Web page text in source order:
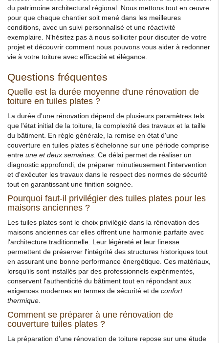
du patrimoine architectural régional. Nous mettons tout en œuvre
pour que chaque chantier soit mené dans les meilleures
conditions, avec un suivi personnalisé et une réactivité
exemplaire. N'hésitez pas à nous solliciter pour discuter de votre
projet et découvrir comment nous pouvons vous aider à redonner
vie à votre toiture avec efficacité et élégance.
Questions fréquentes
Quelle est la durée moyenne d'une rénovation de
toiture en tuiles plates ?
La durée d'une rénovation dépend de plusieurs paramètres tels
que l'état initial de la toiture, la complexité des travaux et la taille
du bâtiment. En règle générale, la remise en état d'une
couverture en tuiles plates s'échelonne sur une période comprise
entre une et deux semaines . Ce délai permet de réaliser un
diagnostic approfondi, de préparer minutieusement l'intervention
et d'exécuter les travaux dans le respect des normes de sécurité
tout en garantissant une finition soignée.
Pourquoi faut-il privilégier des tuiles plates pour les
maisons anciennes ?
Les tuiles plates sont le choix privilégié dans la rénovation des
maisons anciennes car elles offrent une harmonie parfaite avec
l'architecture traditionnelle. Leur légèreté et leur finesse
permettent de préserver l'intégrité des structures historiques tout
en assurant une bonne performance énergétique. Ces matériaux,
lorsqu'ils sont installés par des professionnels expérimentés,
conservent l'authenticité du bâtiment tout en répondant aux
exigences modernes en termes de sécurité et de confort
thermique
Comment se préparer à une rénovation de
couverture tuiles plates ?
La préparation d'une rénovation de toiture repose sur une étude